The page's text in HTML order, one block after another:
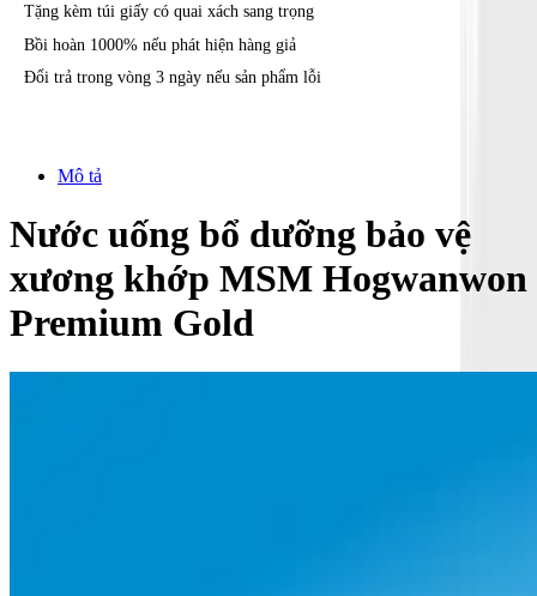
Tặng kèm túi giấy có quai xách sang trọng
Bồi hoàn 1000% nếu phát hiện hàng giả
Đổi trả trong vòng 3 ngày nếu sản phẩm lỗi
Mô tả
Nước uống bổ dưỡng bảo vệ
xương khớp MSM Hogwanwon
Premium Gold